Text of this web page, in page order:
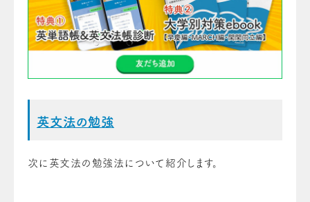
英文法の勉強
次に英文法の勉強法について紹介します。